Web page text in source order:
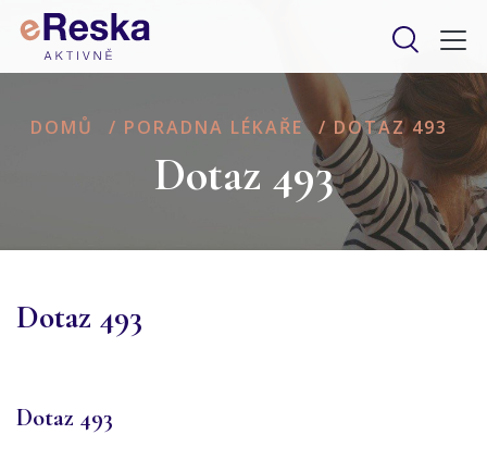
DOMŮ / PORADNA LÉKAŘE / DOTAZ 493
Dotaz 493
Dotaz 493
Dotaz 493